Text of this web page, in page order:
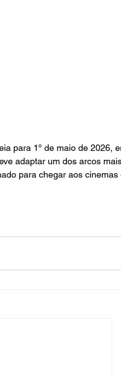
para 1º de maio de 2026,
adaptar um dos arcos
para chegar aos